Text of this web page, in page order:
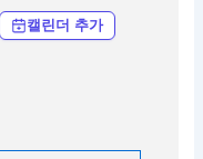
캘린더 추가